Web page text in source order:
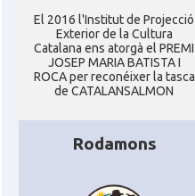
El 2016 l'Institut de Projecció
Exterior de la Cultura
Catalana ens atorgà el PREMI
JOSEP MARIA BATISTA I
ROCA per reconéixer la tasca
de CATALANSALMON
Rodamons